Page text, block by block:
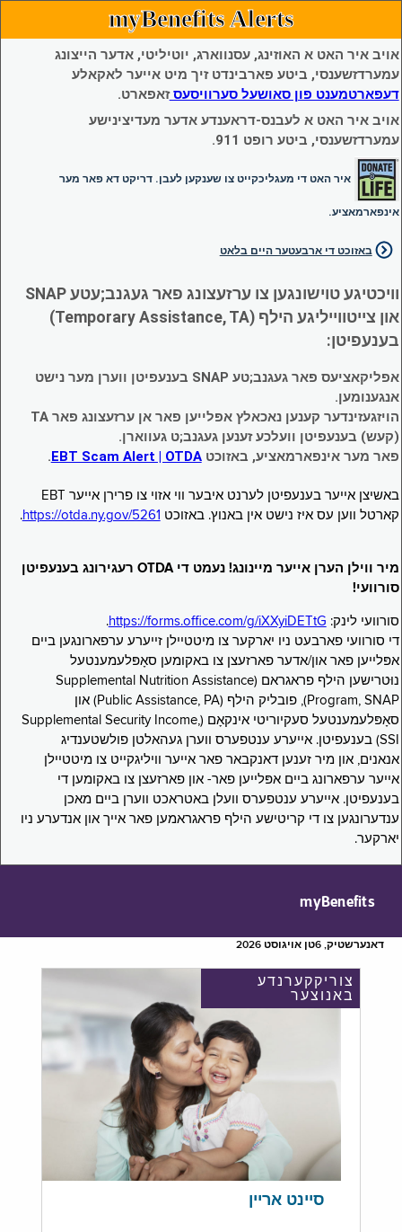
myBenefits Alerts
אויב איר האט א האוזינג, עסנווארג, יוטיליטי, אדער הייצונג
עמערדזשענסי, ביטע פארבינדט זיך מיט אייער לאקאלע
דעפארטמענט פון סאושעל סערוויסעסזאפארט.
אויב איר האט א לעבנס-דראענדע אדער מעדיצינישע
עמערדזשענסי, ביטע רופט 911.
איר האט די מעגליכקייט צו שענקען לעבן. דריקט דא פאר מער
אינפארמאציע.
באזוכט די ארבעטער היים בלאט
וויכטיגע טוישונגען צו ערזעצונג פאר געגנב;עטע SNAP
און צייטווייליגע הילף (Temporary Assistance, TA)
בענעפיטן:
אפליקאציעס פאר געגנב;טע SNAP בענעפיטן ווערן מער נישט
אנגענומען.
הויזגעזינדער קענען נאכאלץ אפּלייען פאר אן ערזעצונג פאר TA
(קעש) בענעפיטן וועלכע זענען געגנב;ט געווארן.
פאר מער אינפארמאציע, באזוכטEBT Scam Alert | OTDA
.
באשיצן אייער בענעפיטן לערנט איבער ווי אזוי צו פרירן אייער EBT
קארטל ווען עס איז נישט אין באנוץ. באזוכט https://otda.ny.gov/5261
.
מיר ווילן הערן אייער מיינונג! נעמט די OTDA רעגירונג בענעפיטן
סורוועי!
סורוועי לינק: https://forms.office.com/g/iXXyiDETtG
.
די סורוועי פארבעט ניו יארקער צו מיטטיילן זייערע ערפארונגען ביים
אפּלייען פאר און/אדער פארזעצן צו באקומען סאָפּלעמענטעל
נוּטרישען הילף פראגראם (Supplemental Nutrition Assistance
Program, SNAP), פובליק הילף (Public Assistance, PA) און
סאָפּלעמענטעל סעקיוריטי אינקאָם (Supplemental Security Income,
SSI) בענעפיטן. אייערע ענטפערס ווערן געהאלטן פולשטענדיג
אנאנים, און מיר זענען דאנקבאר פאר אייער וויליגקייט צו מיטטיילן
אייער ערפארונג ביים אפּלייען פאר- און פארזעצן צו באקומען די
בענעפיטן. אייערע ענטפערס וועלן באטראכט ווערן ביים מאכן
ענדערונגען צו די קריטישע הילף פראגראמען פאר אייך און אנדערע ניו
יארקער.
myBenefits
דאנערשטיק, 6טן אויגוסט 2026
צוריקקערנדע
באנוצער
סיינט אריין